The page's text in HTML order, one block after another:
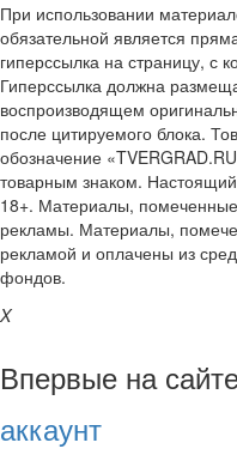
При использовании
обязательной является
гиперссылка на страницу, с
Гиперссылка должна
воспроизводящем
после цитируемого блока.
обозначение
товарным знаком.
18+. Материалы,
рекламы. Материалы,
рекламой и оплачены из
фондов.
X
Впервые на
аккаунт